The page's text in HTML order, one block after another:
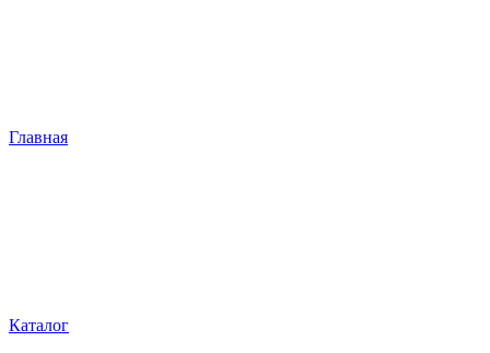
Главная
Каталог